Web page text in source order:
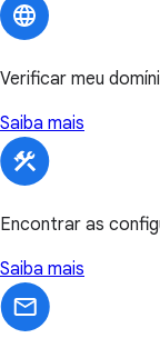
Verificar meu
Saiba mais
Encontrar as
Saiba mais